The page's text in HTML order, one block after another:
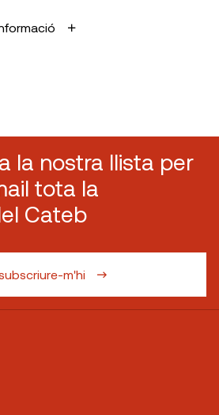
la nostra llista per
tota la
Cateb
m'hi